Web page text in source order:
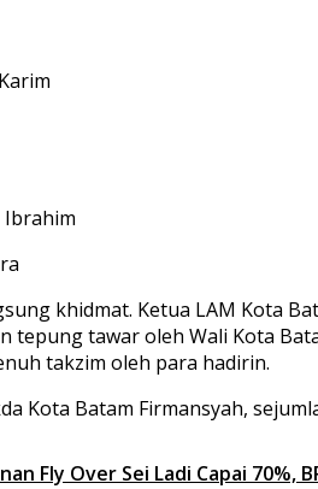
Ibrahim
khidmat. Ketua LAM Kota
tepung tawar oleh Wali Kota
takzim oleh para hadirin.
Kota Batam Firmansyah,
Fly Over Sei Ladi Capai 70%,